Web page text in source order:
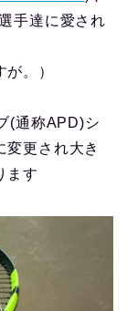
手達に愛され
。）
(通称APD)シ
変更され大き
ます